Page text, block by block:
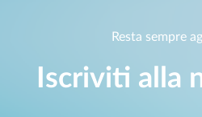
Resta sempre
Iscriviti alla